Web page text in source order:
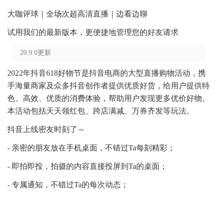
大咖评球｜全场次超高清直播｜边看边聊
试用我们的最新版本，更便捷地管理您的好友请求
20.9.0更新
2022年抖音618好物节是抖音电商的大型直播购物活动，携
手海量商家及众多抖音创作者提供优质好货，给用户提供特
色、高效、优质的消费体验，帮助用户发现更多优价好物。
本活动包括天天领红包、跨店满减、万券齐发等玩法。
抖音上线密友时刻了～
- 亲密的朋友放在手机桌面，不错过Ta每刻精彩；
- 即拍即投，拍摄的内容直接投屏到Ta的桌面；
- 专属通知，不错过Ta的每次动态；